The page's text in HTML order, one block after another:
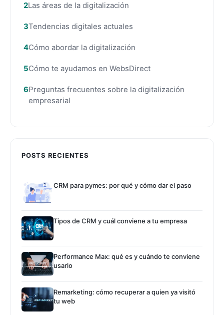
Las áreas de la digitalización
Tendencias digitales actuales
Cómo abordar la digitalización
Cómo te ayudamos en WebsDirect
Preguntas frecuentes sobre la digitalización
empresarial
POSTS RECIENTES
CRM para pymes: por qué y cómo dar el paso
Tipos de CRM y cuál conviene a tu empresa
Performance Max: qué es y cuándo te conviene
usarlo
Remarketing: cómo recuperar a quien ya visitó
tu web